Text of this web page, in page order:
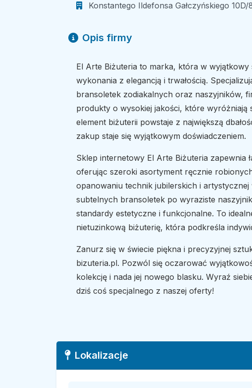
Konstantego Ildefonsa Gałczyńskiego
Opis firmy
El Arte Biżuteria to marka, która w wyjątkowy
wykonania z elegancją i trwałością.
bransoletek zodiakalnych oraz naszyjników,
produkty o wysokiej jakości, które wyróżniają
element biżuterii powstaje z największą
zakup staje się wyjątkowym doświadczeniem.
Sklep internetowy El Arte Biżuteria zapewnia
oferując szeroki asortyment ręcznie
opanowaniu technik jubilerskich i
subtelnych bransoletek po wyraziste
standardy estetyczne i funkcjonalne. To
nietuzinkową biżuterię, która podkreśla
Zanurz się w świecie piękna i precyzyjnej
bizuteria.pl. Pozwól się oczarować
kolekcję i nada jej nowego blasku. Wyraź
dziś coś specjalnego z naszej oferty!
Lokalizacje